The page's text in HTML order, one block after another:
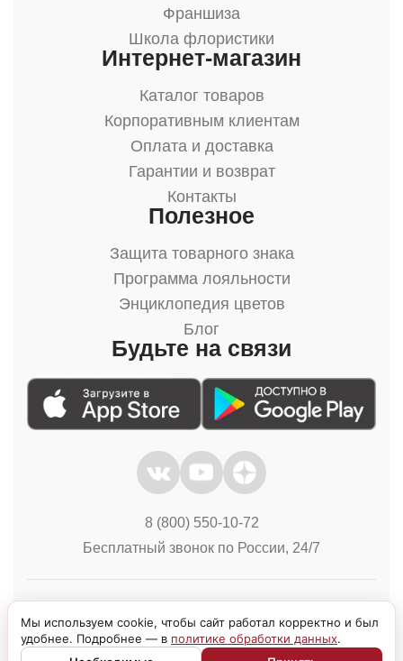
Франшиза
Школа флористики
Интернет-магазин
Каталог товаров
Корпоративным клиентам
Оплата и доставка
Гарантии и возврат
Контакты
Полезное
Защита товарного знака
Программа лояльности
Энциклопедия цветов
Блог
Будьте на связи
8 (800) 550-10-72
Бесплатный звонок по России, 24/7
Мы используем cookie, чтобы сайт работал корректно и был
удобнее. Подробнее — в политике обработки данных.